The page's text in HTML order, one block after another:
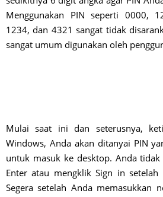
Menggunakan PIN seperti 0000,
1234, dan 4321 sangat tidak
sangat umum digunakan oleh
Mulai saat ini dan seterusnya,
Windows, Anda akan ditanyai PIN
untuk masuk ke desktop. Anda
Enter atau mengklik Sign in setelah
Segera setelah Anda memasukkan